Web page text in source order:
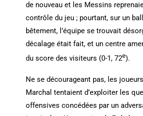
de nouveau et les Messins
contrôle du jeu ; pourtant, sur un
bêtement, l’équipe se trouvait
décalage était fait, et un centre
du score des visiteurs (0-1, 72e).
Ne se décourageant pas, les
Marchal tentaient d’exploiter les
offensives concédées par un